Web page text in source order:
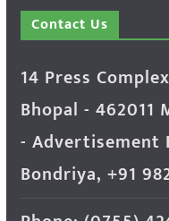
Contact Us
14 Press
Bhopal - 462011
- Advertisement
Bondriya, +91